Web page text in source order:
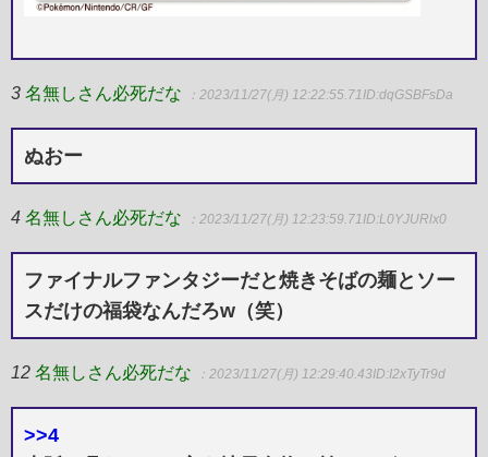
3 名無しさん必死だな ：2023/11/27(月) 12:22:55.71 ID:dqGSBFsDa
ぬおー
4 名無しさん必死だな ：2023/11/27(月) 12:23:59.71 ID:L0YJURlx0
ファイナルファンタジーだと焼きそばの麺とソー
スだけの福袋なんだろw（笑）
12 名無しさん必死だな ：2023/11/27(月) 12:29:40.43ID:I2xTyTr9d
>>4